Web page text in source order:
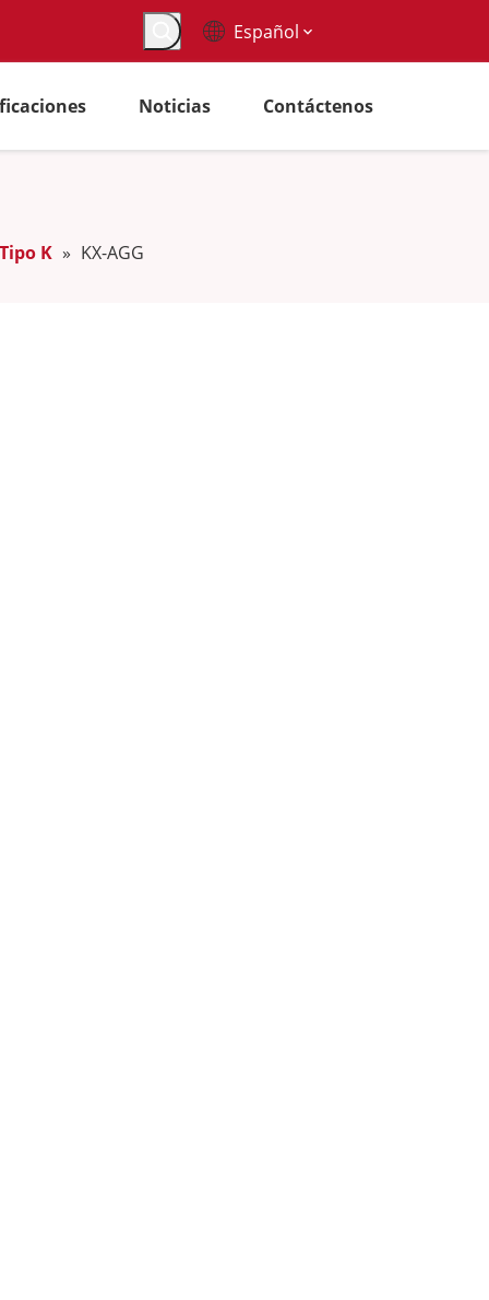
Español
Noticias Contáctenos
Tipo K » KX-AGG